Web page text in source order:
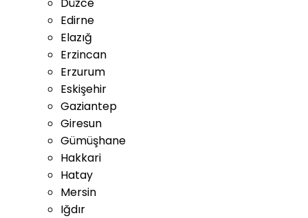
Edirne
Elazığ
Erzincan
Erzurum
Eskişehir
Gaziantep
Giresun
Gümüşhane
Hakkari
Hatay
Mersin
Iğdır